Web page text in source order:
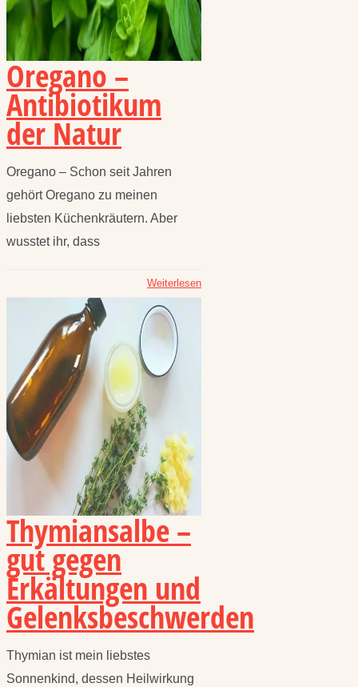
Oregano –
Antibiotikum
der Natur
Oregano – Schon seit Jahren
gehört Oregano zu meinen
liebsten Küchenkräutern. Aber
wusstet ihr, dass
Weiterlesen
Thymiansalbe –
gut gegen
Erkältungen und
Gelenksbeschwerden
Thymian ist mein liebstes
Sonnenkind, dessen Heilwirkung